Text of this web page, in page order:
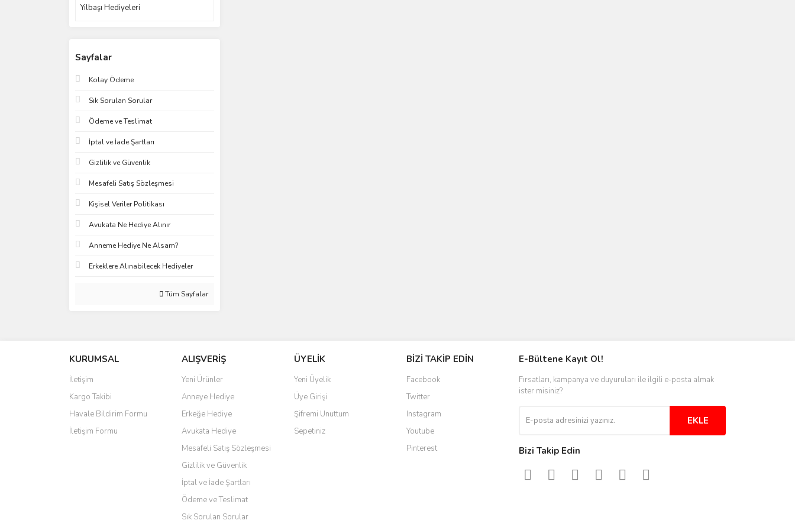
Yılbaşı Hediyeleri
Sayfalar
Kolay Ödeme
Sık Sorulan Sorular
Ödeme ve Teslimat
İptal ve İade Şartları
Gizlilik ve Güvenlik
Mesafeli Satış Sözleşmesi
Kişisel Veriler Politikası
Avukata Ne Hediye Alınır
Anneme Hediye Ne Alsam?
Erkeklere Alınabilecek Hediyeler
Tüm Sayfalar
KURUMSAL
İletişim
Kargo Takibi
Havale Bildirim Formu
İletişim Formu
ALIŞVERİŞ
Yeni Ürünler
Anneye Hediye
Erkeğe Hediye
Avukata Hediye
Mesafeli Satış Sözleşmesi
Gizlilik ve Güvenlik
İptal ve İade Şartları
Ödeme ve Teslimat
Sık Sorulan Sorular
ÜYELİK
Yeni Üyelik
Üye Girişi
Şifremi Unuttum
Sepetiniz
BİZİ TAKİP EDİN
Facebook
Twitter
Instagram
Youtube
Pinterest
E-Bültene Kayıt Ol!
Fırsatları, kampanya ve duyuruları ile ilgili e-posta almak
ister misiniz?
EKLE
Bizi Takip Edin